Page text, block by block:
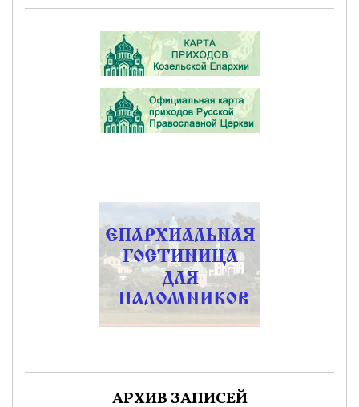
АРХИВ ЗАПИСЕЙ